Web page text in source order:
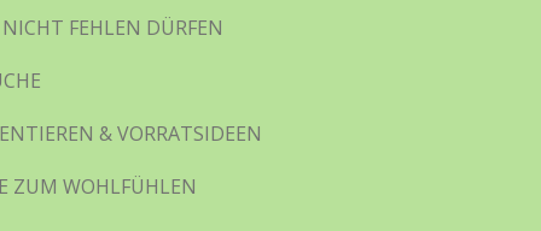
FEHLEN DÜRFEN
& VORRATSIDEEN
ZUM WOHLFÜHLEN